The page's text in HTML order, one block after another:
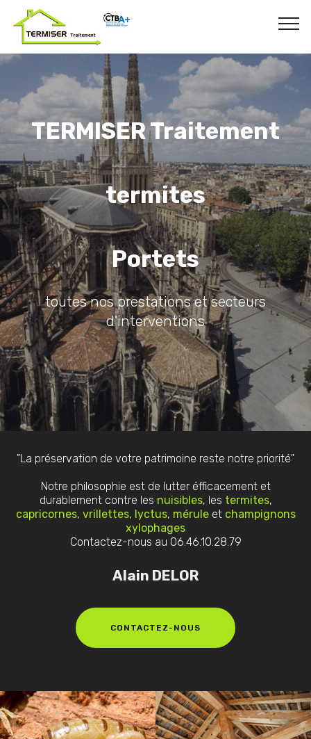
TERMISER Traitement
termites
Portets
toutes nos prestations et secteurs
d'interventions
"La préservation de votre patrimoine reste notre priorité"
Notre philosophie est de lutter éfficacement et
durablement contre les nuisibles, les termites,
capricornes, vrillettes, lyctus, méruleet champignons
xylophages
Contactez-nous au 06.46.10.28.79
Alain DELOR
CONTACTEZ-NOUS